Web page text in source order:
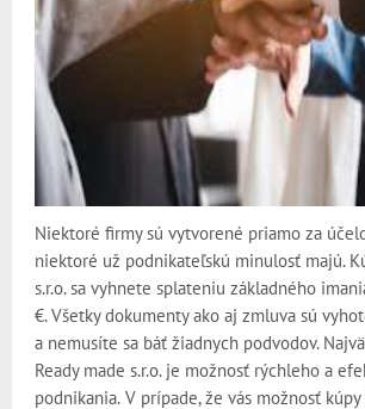
Niektoré firmy sú vytvorené priamo za
niektoré už podnikateľskú minulosť majú.
s.r.o. sa vyhnete splateniu základného
€. Všetky dokumenty ako aj zmluva sú
a nemusíte sa báť žiadnych podvodov.
Ready made s.r.o. je možnosť rýchleho a
podnikania. V prípade, že vás možnosť